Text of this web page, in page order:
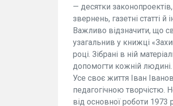
— десятки
звернень, газетні статті
Важливо відзначити, що
узагальнив у книжці
році. Зібрані в ній
допомогти кожній людині.
Усе своє життя Іван
педагогічною творчістю.
від основної роботи 1973